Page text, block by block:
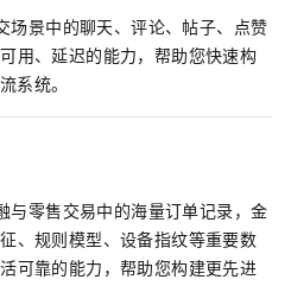
场景中的聊天、评论、帖子、点赞
用、延迟的能力，帮助您快速构
流系统。
与零售交易中的海量订单记录，金
、规则模型、设备指纹等重要数
可靠的能力，帮助您构建更先进